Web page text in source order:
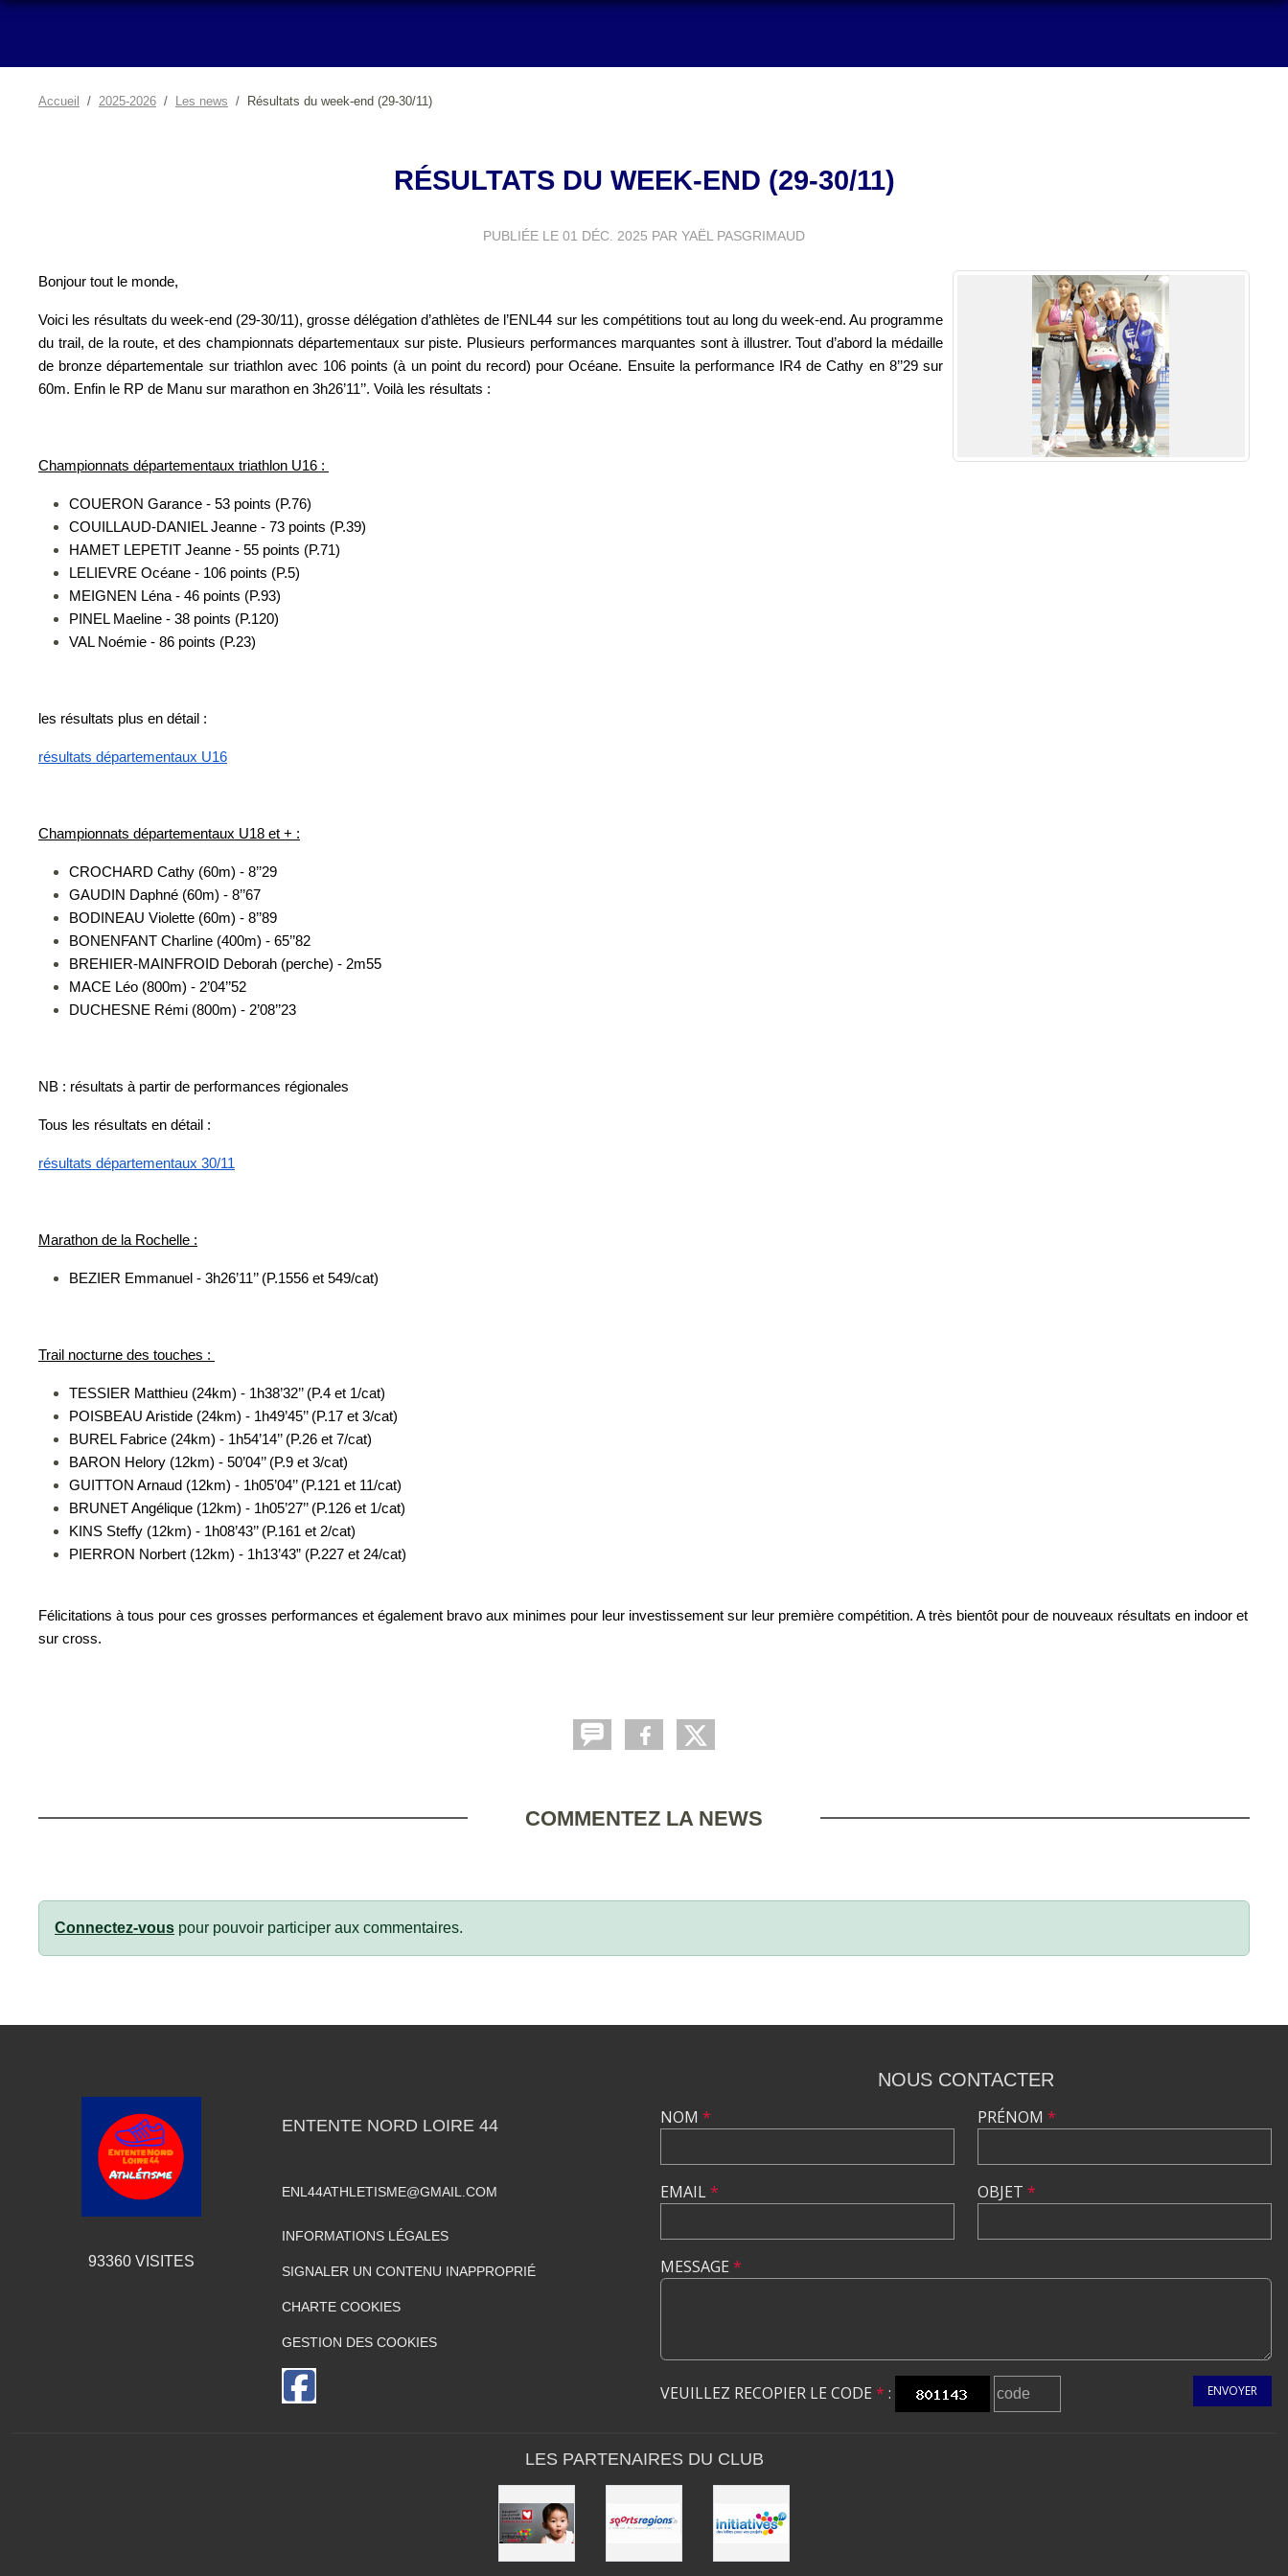
Accueil 2025-2026 Les news Résultats du week-end (29-30/11)
RÉSULTATS DU WEEK-END (29-30/11)
PUBLIÉE LE 01 DÉC. 2025 PAR YAËL PASGRIMAUD
Bonjour tout le monde,
Voici les résultats du week-end (29-30/11), grosse délégation d’athlètes de l’ENL44 sur les compétitions tout au long du week-end. Au programme
du trail, de la route, et des championnats départementaux sur piste. Plusieurs performances marquantes sont à illustrer. Tout d’abord la médaille
de bronze départementale sur triathlon avec 106 points (à un point du record) pour Océane. Ensuite la performance IR4 de Cathy en 8’’29 sur
60m. Enfin le RP de Manu sur marathon en 3h26’11’’. Voilà les résultats :
Championnats départementaux triathlon U16 :
COUERON Garance - 53 points (P.76)
COUILLAUD-DANIEL Jeanne - 73 points (P.39)
HAMET LEPETIT Jeanne - 55 points (P.71)
LELIEVRE Océane - 106 points (P.5)
MEIGNEN Léna - 46 points (P.93)
PINEL Maeline - 38 points (P.120)
VAL Noémie - 86 points (P.23)
les résultats plus en détail :
résultats départementaux U16
Championnats départementaux U18 et + :
CROCHARD Cathy (60m) - 8’’29
GAUDIN Daphné (60m) - 8’’67
BODINEAU Violette (60m) - 8’’89
BONENFANT Charline (400m) - 65’’82
BREHIER-MAINFROID Deborah (perche) - 2m55
MACE Léo (800m) - 2’04’’52
DUCHESNE Rémi (800m) - 2’08’’23
NB : résultats à partir de performances régionales
Tous les résultats en détail :
résultats départementaux 30/11
Marathon de la Rochelle :
BEZIER Emmanuel - 3h26’11’’ (P.1556 et 549/cat)
Trail nocturne des touches :
TESSIER Matthieu (24km) - 1h38’32’’ (P.4 et 1/cat)
POISBEAU Aristide (24km) - 1h49’45’’ (P.17 et 3/cat)
BUREL Fabrice (24km) - 1h54’14’’ (P.26 et 7/cat)
BARON Helory (12km) - 50’04’’ (P.9 et 3/cat)
GUITTON Arnaud (12km) - 1h05’04’’ (P.121 et 11/cat)
BRUNET Angélique (12km) - 1h05’27’’ (P.126 et 1/cat)
KINS Steffy (12km) - 1h08’43’’ (P.161 et 2/cat)
PIERRON Norbert (12km) - 1h13’43” (P.227 et 24/cat)
Félicitations à tous pour ces grosses performances et également bravo aux minimes pour leur investissement sur leur première compétition. A très bientôt pour de nouveaux résultats en indoor et
sur cross.
COMMENTEZ LA NEWS
Connectez-vous pour pouvoir participer aux commentaires.
93360VISITES
ENTENTE NORD LOIRE 44
ENL44ATHLETISME@GMAIL.COM
INFORMATIONS LÉGALES
SIGNALER UN CONTENU INAPPROPRIÉ
CHARTE COOKIES
GESTION DES COOKIES
NOUS CONTACTER
NOM *
EMAIL*
PRÉNOM *
OBJET *
MESSAGE *
VEUILLEZ RECOPIER LE CODE * : ENVOYER
LES PARTENAIRES DU CLUB